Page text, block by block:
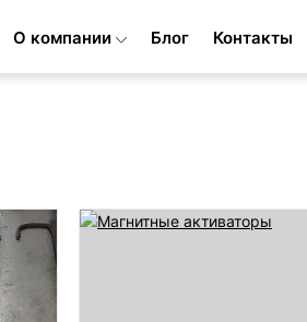
О компании Блог Контакты